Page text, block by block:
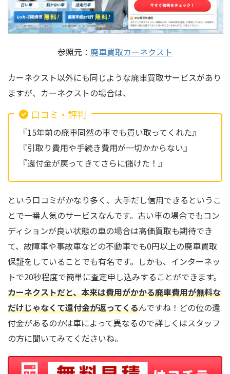
参照元： 廃車買取カーネクスト
カーネクスト以外にも同じような廃車買取サービスがあり
ますが、カーネクストの場合は、
口コミ・評判
『15年前の廃車同然の車でも買い取ってくれた』
『引取り費用や手続き費用が一切かからない』
『還付金が戻ってきてさらに儲けた！』
という口コミがかなり多く、大手だし信用できるというこ
とで一番人気のサービスなんです。古い車の場合でもコン
ディションが良い状態の車の場合は高価買取も期待でき
て、故障車や事故車などの不動車でも0円以上の廃車買取
保証をしていることでも有名です。しかも、インターネッ
トで20秒程度で簡単に査定申し込みすることができます。
カーネクストだと、本来は費用がかかる廃車費用が無料な
だけじゃなくて還付金が返ってくるんですね！どの位の還
付金があるのかは車によって異なるので詳しくはスタッフ
の方に聞いてみてくださいね。